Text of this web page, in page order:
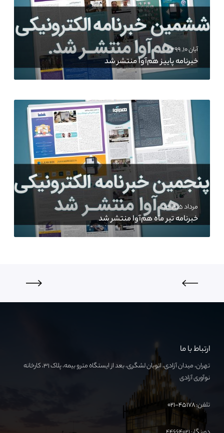
آبان ۱۰, ۱۳۹۹
خبرنامه پاییز هم‌آوا منتشر شد
مرداد ۵, ۱۳۹۹
خبرنامه تیر ماه هم‌آوا منتشر شد
ارتباط با ما
تهران، میدان آزادی، اتوبان لشگری، بعد از ایستگاه مترو بیمه، پلاک ۳۱، کارخانه
نوآوری آزادی
تلفن:۴۵۱۷۸-۰۲۱